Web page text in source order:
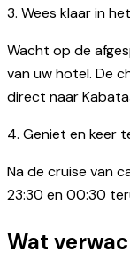
3. Wees klaar in
Wacht op de
van uw hotel. De
direct naar
4. Geniet en keer
Na de cruise van
23:30 en 00:30
Wat